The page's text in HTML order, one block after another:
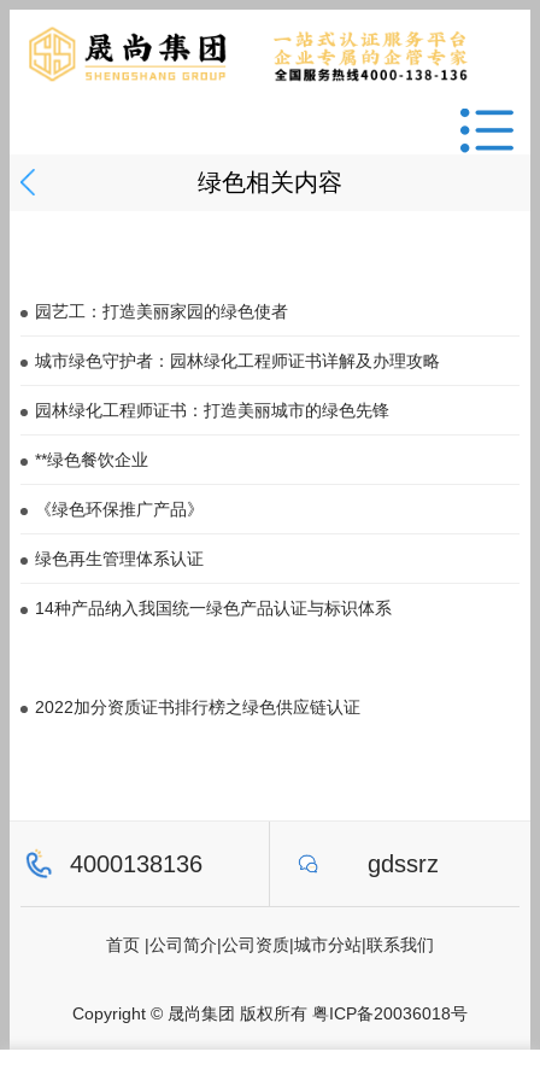
绿色相关内容
园艺工：打造美丽家园的绿色使者
城市绿色守护者：园林绿化工程师证书详解及办理攻略
园林绿化工程师证书：打造美丽城市的绿色先锋
**绿色餐饮企业
《绿色环保推广产品》
绿色再生管理体系认证
14种产品纳入我国统一绿色产品认证与标识体系
2022加分资质证书排行榜之绿色供应链认证
4000138136 gdssrz
首页 |公司简介|公司资质|城市分站|联系我们
Copyright © 晟尚集团 版权所有 粤ICP备20036018号